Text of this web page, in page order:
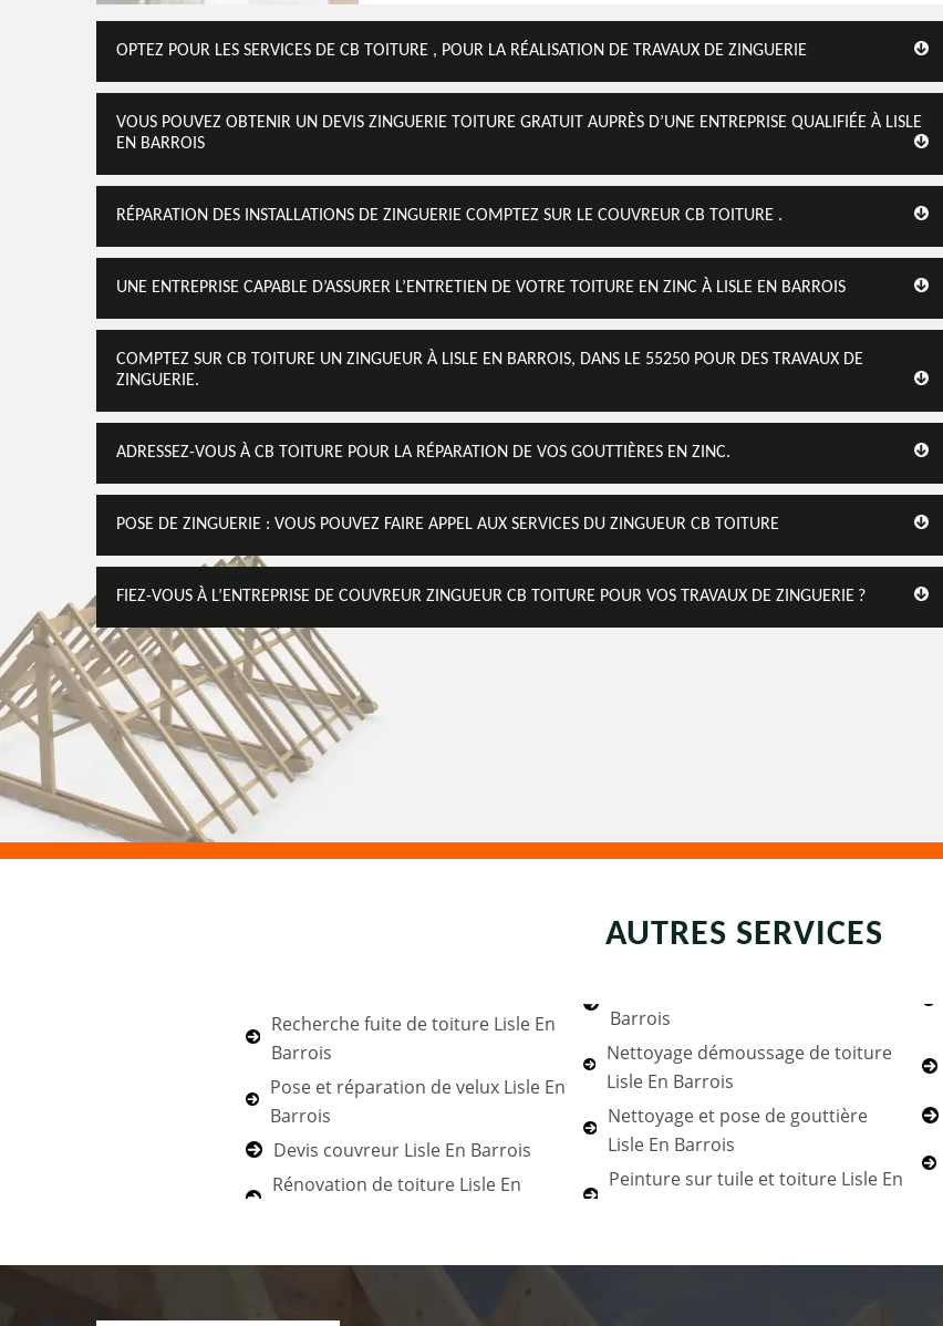
OPTEZ POUR LES SERVICES DE CB TOITURE , POUR LA RÉALISATION DE TRAVAUX DE ZINGUERIE
VOUS POUVEZ OBTENIR UN DEVIS ZINGUERIE TOITURE GRATUIT AUPRÈS D’UNE ENTREPRISE QUALIFIÉE À LISLE
EN BARROIS
RÉPARATION DES INSTALLATIONS DE ZINGUERIE COMPTEZ SUR LE COUVREUR CB TOITURE .
UNE ENTREPRISE CAPABLE D’ASSURER L’ENTRETIEN DE VOTRE TOITURE EN ZINC À LISLE EN BARROIS
COMPTEZ SUR CB TOITURE UN ZINGUEUR À LISLE EN BARROIS, DANS LE 55250 POUR DES TRAVAUX DE
ZINGUERIE.
ADRESSEZ-VOUS À CB TOITURE POUR LA RÉPARATION DE VOS GOUTTIÈRES EN ZINC.
POSE DE ZINGUERIE : VOUS POUVEZ FAIRE APPEL AUX SERVICES DU ZINGUEUR CB TOITURE
FIEZ-VOUS À L’ENTREPRISE DE COUVREUR ZINGUEUR CB TOITURE POUR VOS TRAVAUX DE ZINGUERIE ?
AUTRES SERVICES
Recherche fuite de toiture Lisle En
Barrois
Pose et réparation de velux Lisle En
Barrois
Devis couvreur Lisle En Barrois
Rénovation de toiture Lisle En
Barrois
Nettoyage démoussage de toiture
Lisle En Barrois
Nettoyage et pose de gouttière
Lisle En Barrois
Peinture sur tuile et toiture Lisle En